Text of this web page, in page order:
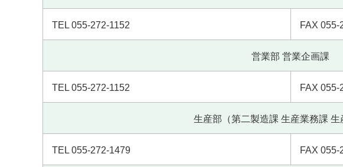
TEL 055-272-1152 FAX 055-
営業部 営業企画課
TEL 055-272-1152 FAX 055-
生産部（第二製造課 生産業務課 生
TEL 055-272-1479 FAX 055-